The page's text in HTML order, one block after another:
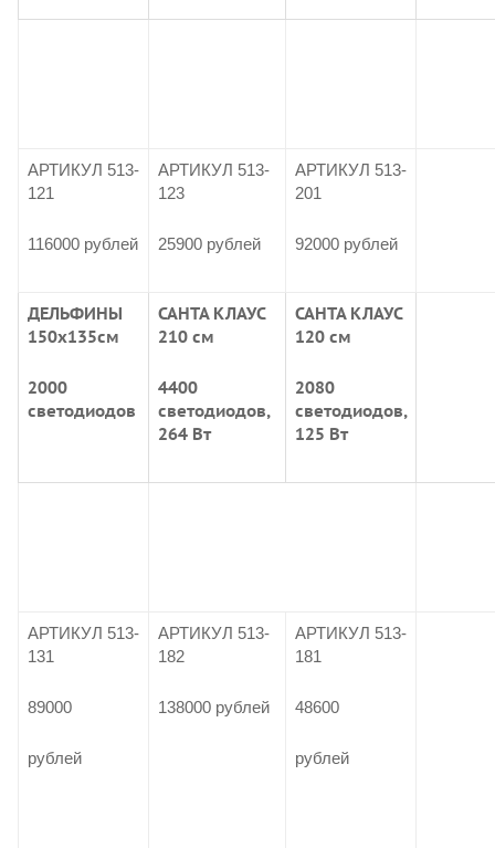
АРТИКУЛ 513-
121
116000 рублей
АРТИКУЛ 513-
123
25900 рублей
АРТИКУЛ 513-
201
92000 рублей
ДЕЛЬФИНЫ
150х135см
2000
светодиодов
САНТА КЛАУС
210 см
4400
светодиодов,
264 Вт
САНТА КЛАУС
120 см
2080
светодиодов,
125 Вт
АРТИКУЛ 513-
131
89000
рублей
АРТИКУЛ 513-
182
138000 рублей
АРТИКУЛ 513-
181
48600
рублей